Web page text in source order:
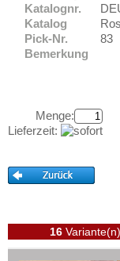
Deutsche
Deutsche
Deutsche
Wert- und
Alt-
Testbanknoten
Kataloge
Kontakt
Preislisten
Ankauf
Katalognr.
Katalog
Pick-Nr.
83
Bemerkung
Menge:
Lieferzeit:
16